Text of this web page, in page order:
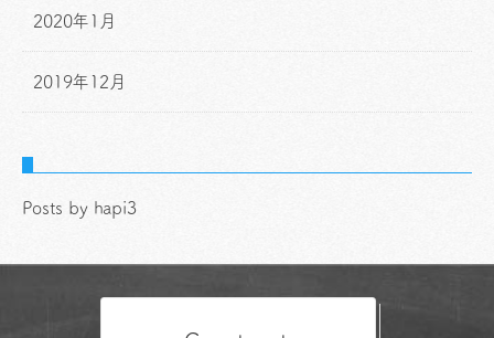
2020年1月
2019年12月
Posts by hapi3